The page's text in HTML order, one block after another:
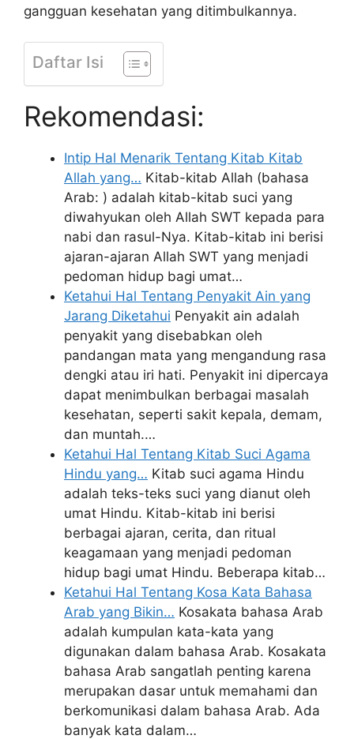
gangguan kesehatan yang ditimbulkannya.
Daftar Isi
Rekomendasi:
Intip Hal Menarik Tentang Kitab Kitab
Allah yang… Kitab-kitab Allah (bahasa
Arab: ) adalah kitab-kitab suci yang
diwahyukan oleh Allah SWT kepada para
nabi dan rasul-Nya. Kitab-kitab ini berisi
ajaran-ajaran Allah SWT yang menjadi
pedoman hidup bagi umat…
Ketahui Hal Tentang Penyakit Ain yang
Jarang Diketahui Penyakit ain adalah
penyakit yang disebabkan oleh
pandangan mata yang mengandung rasa
dengki atau iri hati. Penyakit ini dipercaya
dapat menimbulkan berbagai masalah
kesehatan, seperti sakit kepala, demam,
dan muntah.…
Ketahui Hal Tentang Kitab Suci Agama
Hindu yang… Kitab suci agama Hindu
adalah teks-teks suci yang dianut oleh
umat Hindu. Kitab-kitab ini berisi
berbagai ajaran, cerita, dan ritual
keagamaan yang menjadi pedoman
hidup bagi umat Hindu. Beberapa kitab…
Ketahui Hal Tentang Kosa Kata Bahasa
Arab yang Bikin… Kosakata bahasa Arab
adalah kumpulan kata-kata yang
digunakan dalam bahasa Arab. Kosakata
bahasa Arab sangatlah penting karena
merupakan dasar untuk memahami dan
berkomunikasi dalam bahasa Arab. Ada
banyak kata dalam…